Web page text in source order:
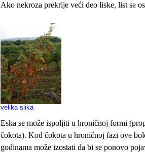
Ako nekroza prekrije veći deo liske, list se
velika slika
Eska se može ispoljiti u hroničnoj formi
čokota). Kod čokota u hroničnoj fazi ove
godinama može izostati da bi se ponovo